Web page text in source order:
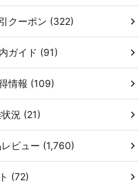
クーポン (322)
ガイド (91)
情報 (109)
況 (21)
ビュー (1,760)
(72)